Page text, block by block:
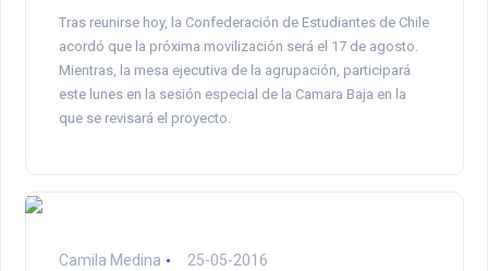
Tras reunirse hoy, la Confederación de Estudiantes de Chile
acordó que la próxima movilización será el 17 de agosto.
Mientras, la mesa ejecutiva de la agrupación, participará
este lunes en la sesión especial de la Camara Baja en la
que se revisará el proyecto.
Camila Medina 25-05-2016